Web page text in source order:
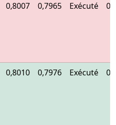
0,8007 0,7965 Exécuté
0,8010 0,7976 Exécuté